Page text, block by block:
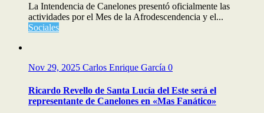
La Intendencia de Canelones presentó oficialmente las
actividades por el Mes de la Afrodescendencia y el...
Sociales
Nov 29, 2025 Carlos Enrique García 0
Ricardo Revello de Santa Lucía del Este será el
representante de Canelones en «Mas Fanático»